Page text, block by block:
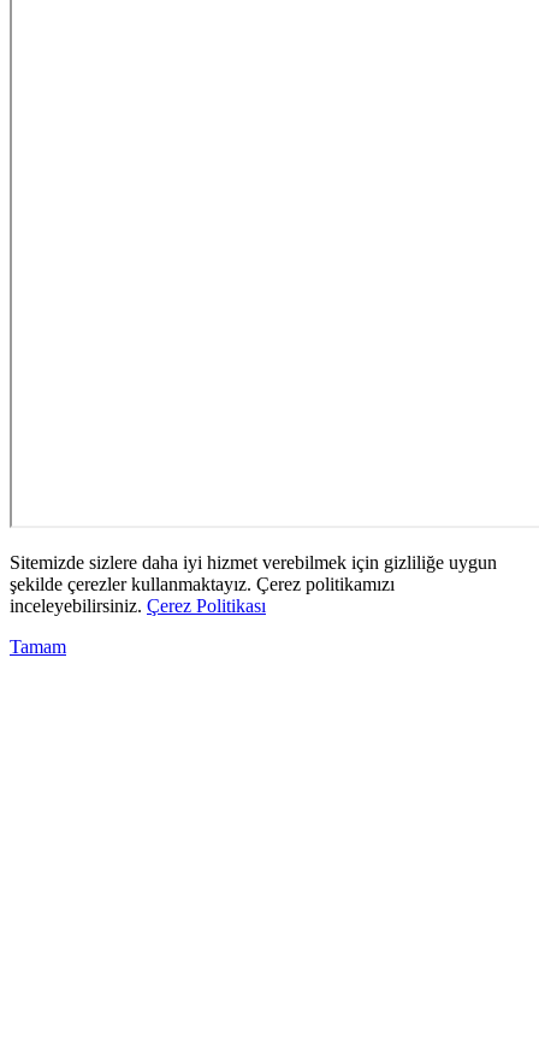
Sitemizde sizlere daha iyi hizmet verebilmek için gizliliğe uygun
şekilde çerezler kullanmaktayız. Çerez politikamızı
inceleyebilirsiniz. Çerez Politikası
Tamam